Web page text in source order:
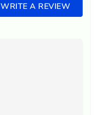
WRITE A REVIEW